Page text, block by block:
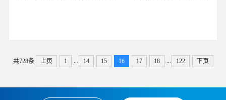
共728条 上页 1 14 15 16 17 18 122 下页